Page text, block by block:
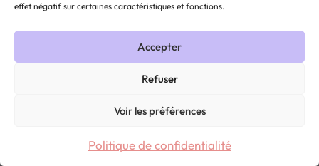
effet négatif sur certaines caractéristiques et fonctions.
Accepter
Refuser
Voir les préférences
Politique de confidentialité
enquête de
satisfaction
auprès de vos
clients. En
effet, il s’agit
demande
pour avoir un